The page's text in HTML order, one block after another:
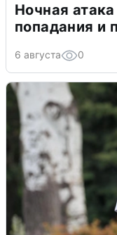
Ночная
попадания и
6 августа 0